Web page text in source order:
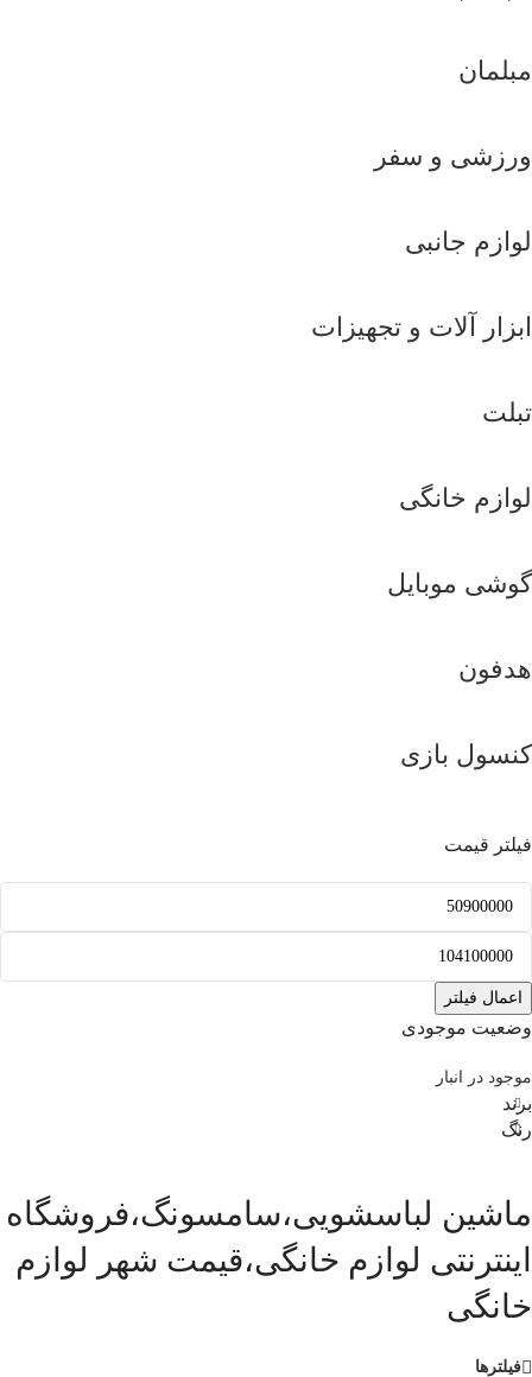
مبلمان
ورزشی و سفر
لوازم جانبی
ابزار آلات و تجهیزات
تبلت
لوازم خانگی
گوشی موبایل
هدفون
کنسول بازی
فیلتر قیمت
اعمال فیلتر
وضعیت موجودی
موجود در انبار
برند
رنگ
ماشین لباسشویی،سامسونگ،فروشگاه
اینترنتی لوازم خانگی،قیمت شهر لوازم
خانگی
فیلترها